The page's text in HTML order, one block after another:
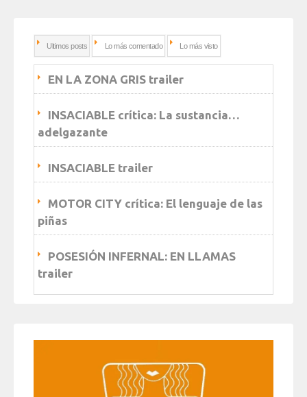
Ultimos posts Lo más comentado Lo más visto
EN LA ZONA GRIS trailer
INSACIABLE crítica: La sustancia…
adelgazante
INSACIABLE trailer
MOTOR CITY crítica: El lenguaje de las
piñas
POSESIÓN INFERNAL: EN LLAMAS
trailer